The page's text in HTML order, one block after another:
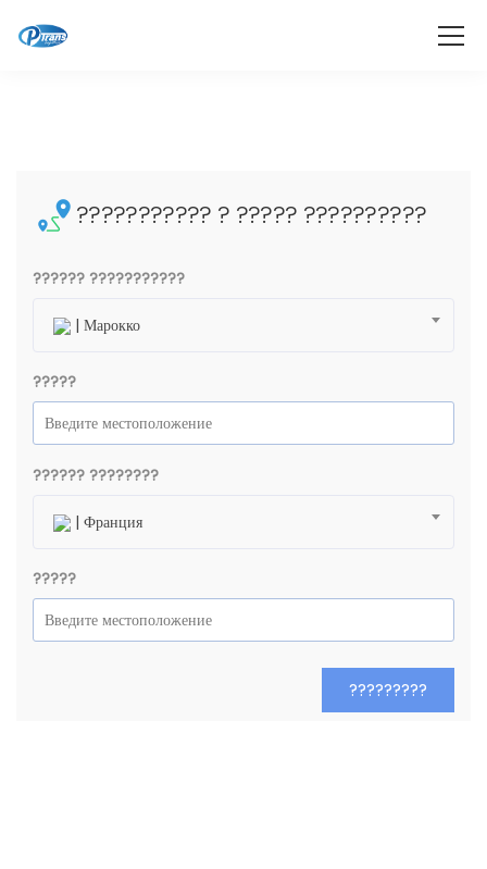
??????????? ? ????? ??????????
?????? ???????????
| Марокко
?????
?????? ????????
| Франция
?????
?????????